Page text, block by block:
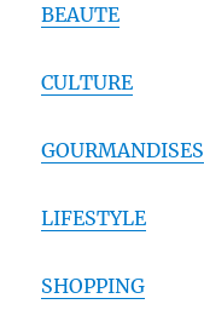
BEAUTE
CULTURE
GOURMANDISES
LIFESTYLE
SHOPPING